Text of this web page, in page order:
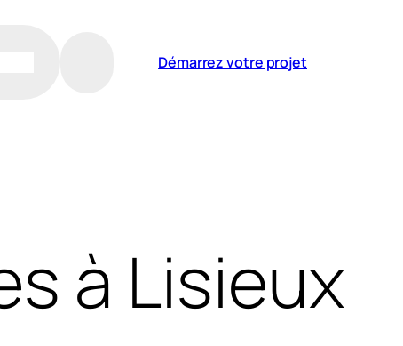
Démarrez votre projet
à Lisieux